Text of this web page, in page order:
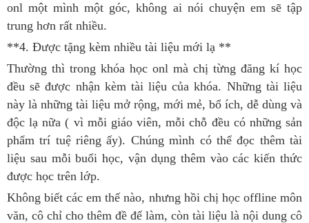
onl một mình một góc, không ai nói chuyện em sẽ tập
trung hơn rất nhiều.
**4. Được tặng kèm nhiều tài liệu mới lạ **
Thường thì trong khóa học onl mà chị từng đăng kí học
đều sẽ được nhận kèm tài liệu của khóa. Những tài liệu
này là những tài liệu mở rộng, mới mẻ, bổ ích, dễ dùng và
độc lạ nữa ( vì mỗi giáo viên, mỗi chỗ đều có những sản
phẩm trí tuệ riêng ấy). Chúng mình có thể đọc thêm tài
liệu sau mỗi buổi học, vận dụng thêm vào các kiến thức
được học trên lớp.
Không biết các em thế nào, nhưng hồi chị học offline môn
văn, cô chỉ cho thêm đề để làm, còn tài liệu là nội dung cô